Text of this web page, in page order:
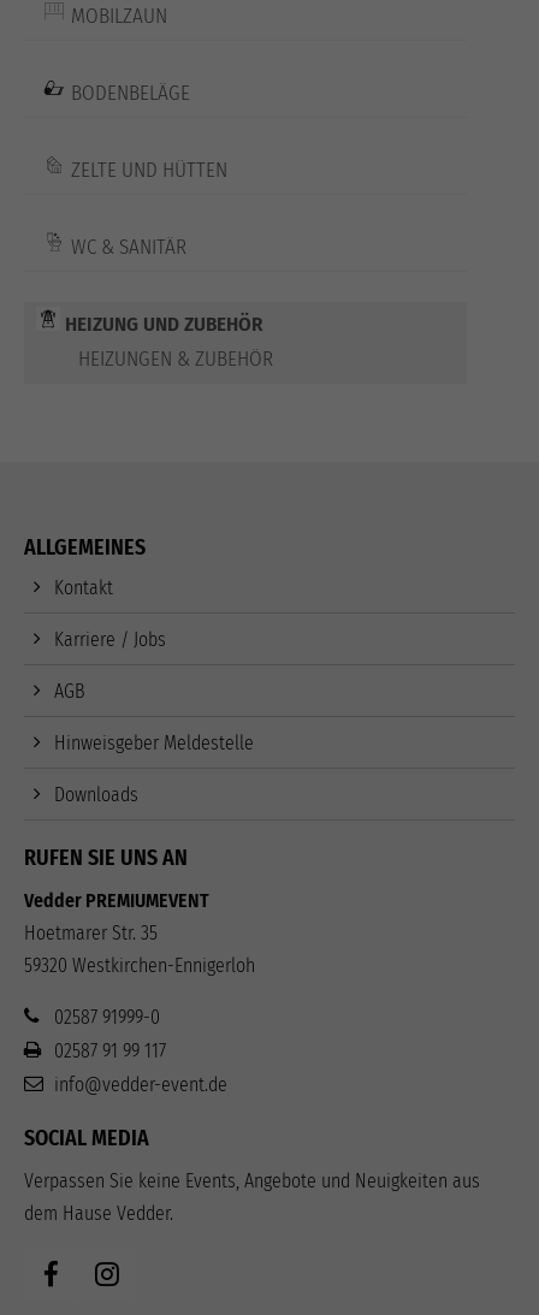
MOBILZAUN
BODENBELÄGE
ZELTE UND HÜTTEN
WC & SANITÄR
HEIZUNG UND ZUBEHÖR
HEIZUNGEN & ZUBEHÖR
ALLGEMEINES
Kontakt
Karriere / Jobs
AGB
Hinweisgeber Meldestelle
Downloads
RUFEN SIE UNS AN
Vedder PREMIUMEVENT
Hoetmarer Str. 35
59320 Westkirchen-Ennigerloh
02587 91999-0
02587 91 99 117
info@vedder-event.de
SOCIAL MEDIA
Verpassen Sie keine Events, Angebote und Neuigkeiten aus
dem Hause Vedder.